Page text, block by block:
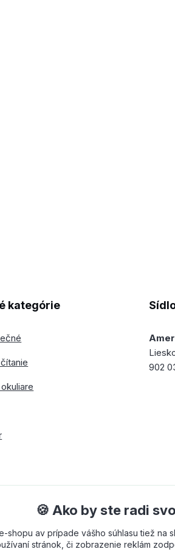
kategórie
902
🍪 Ako by ste radi
av prípade vášho súhlasu tiež
stránok, či zobrazenie reklám